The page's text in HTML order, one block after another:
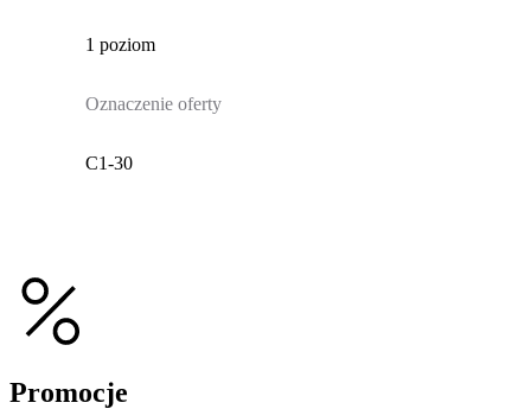
1 poziom
Oznaczenie oferty
C1-30
Promocje